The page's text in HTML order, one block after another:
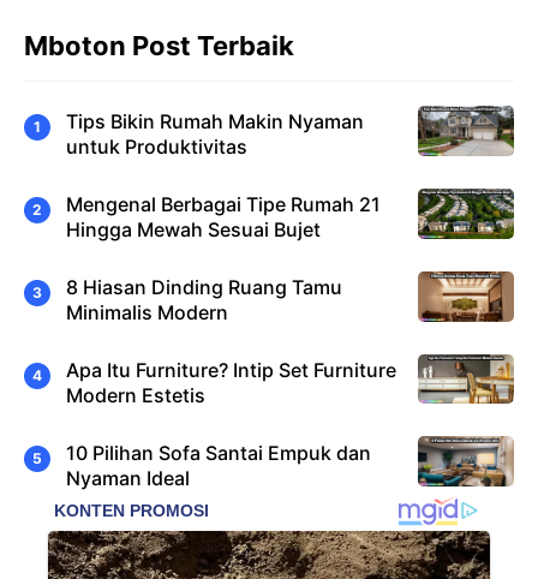
Mboton Post Terbaik
Tips Bikin Rumah Makin Nyaman
untuk Produktivitas
Mengenal Berbagai Tipe Rumah 21
Hingga Mewah Sesuai Bujet
8 Hiasan Dinding Ruang Tamu
Minimalis Modern
Apa Itu Furniture? Intip Set Furniture
Modern Estetis
10 Pilihan Sofa Santai Empuk dan
Nyaman Ideal